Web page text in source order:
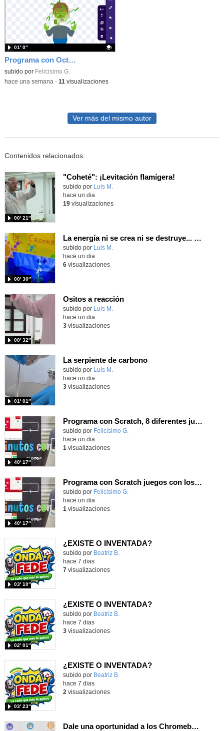
Programa con OctoStudio, un juego homenajeando al House of the dead con Zombies
Contenido educativo.
subido por Felicisimo G.
01′ 0″
-hace una semana - 11 visualizaciones
Ver más del mismo autor
Contenidos relacionados:
"Coheté": ¡Levitación flamígera!
Contenido educativo.
subido por Luis M.
00′ 21″
hace un dia
19visualizaciones
La energía ni se crea ni se destruye... ¡se experimenta! El Tierno en la Feria Madrid es Ciencia 2026
Contenido educativo.
subido por Luis M.
00′ 30″
hace un dia
6visualizaciones
Ositos a reacción
Contenido educativo.
subido por Luis M.
00′ 32″
hace un dia
3visualizaciones
La serpiente de carbono
Contenido educativo.
subido por Luis M.
01′ 01″
hace un dia
3visualizaciones
Programa con Scratch, 8 diferentes juegos para vivir la emoción de los partidos de España en el mundial 2026
Contenido educativo.
subido por Felicisimo G.
40′ 17″
hace un dia
1 visualizaciones
Programa con Scratch juegos con los partidos del mundial 2026 ganados por España
Contenido educativo.
subido por Felicisimo G.
40′ 17″
hace un dia
1 visualizaciones
¿EXISTE O INVENTADA?
Contenido educativo.
subido por Beatriz B.
03′ 10″
hace 7 dias
7visualizaciones
¿EXISTE O INVENTADA?
Contenido educativo.
subido por Beatriz B.
02′ 01″
hace 7 dias
3visualizaciones
¿EXISTE O INVENTADA?
Contenido educativo.
subido por Beatriz B.
03′ 23″
hace 7 dias
2 visualizaciones
Dale una oportunidad a los Chromebooks y utiliza un proyector para realizar talleres si no tienes pantallas táctiles